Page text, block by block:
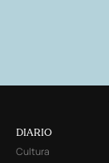
DIARIO
Cultura